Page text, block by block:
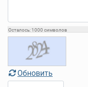
Осталось: 1000 символов
Обновить